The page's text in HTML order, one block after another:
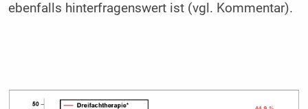
ebenfalls hinterfragenswert ist (vgl. Kommentar).